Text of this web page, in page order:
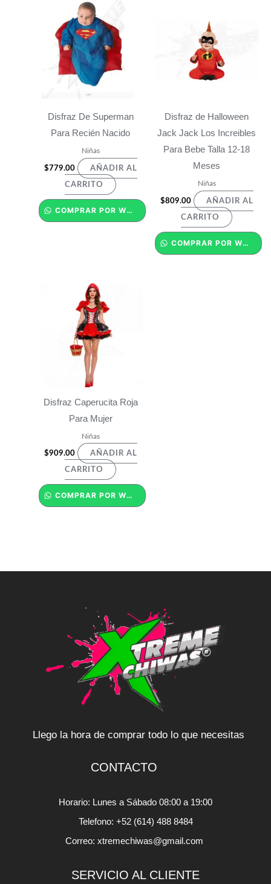
Disfraz De Superman
Para Recién Nacido
Niñas
$779.00 AÑADIR AL
CARRITO
COMPRAR POR WHATSAPP
Disfraz de Halloween
Jack Jack Los Increibles
Para Bebe Talla 12-18
Meses
Niñas
$809.00 AÑADIR AL
CARRITO
COMPRAR POR WHATSAPP
Disfraz Caperucita Roja
Para Mujer
Niñas
$909.00 AÑADIR AL
CARRITO
COMPRAR POR WHATSAPP
Llego la hora de comprar todo lo que necesitas
CONTACTO
Horario: Lunes a Sábado 08:00 a 19:00
Telefono: +52 (614) 488 8484
Correo: xtremechiwas@gmail.com
SERVICIO AL CLIENTE